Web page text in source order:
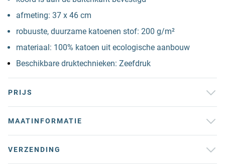
afmeting: 37 x 46 cm
robuuste, duurzame katoenen stof: 200 g/m²
materiaal: 100% katoen uit ecologische aanbouw
Beschikbare druktechnieken: Zeefdruk
PRIJS
MAATINFORMATIE
VERZENDING